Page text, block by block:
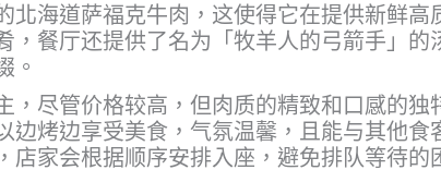
北海道萨福克牛肉，这使得它在提供新鲜
，餐厅还提供了名为「牧羊人的弓箭手」的
。
，尽管价格较高，但肉质的精致和口感的
边烤边享受美食，气氛温馨，且能与其他
家会根据顺序安排入座，避免排队等待的